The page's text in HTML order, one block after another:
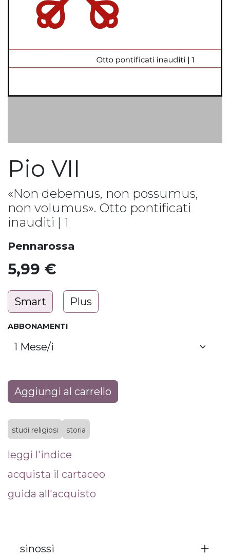
Pio VII
«Non debemus, non possumus,
non volumus». Otto pontificati
inauditi | 1
Pennarossa
5,99 €
Smart Plus
ABBONAMENTI
Aggiungi al carrello
studi religiosi storia
leggi l'indice
acquista il cartaceo
guida all'acquisto
sinossi